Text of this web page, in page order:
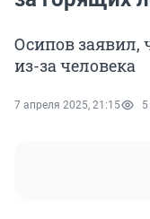
Осипов заявил,
из-за человека
7 апреля 2025, 21:15